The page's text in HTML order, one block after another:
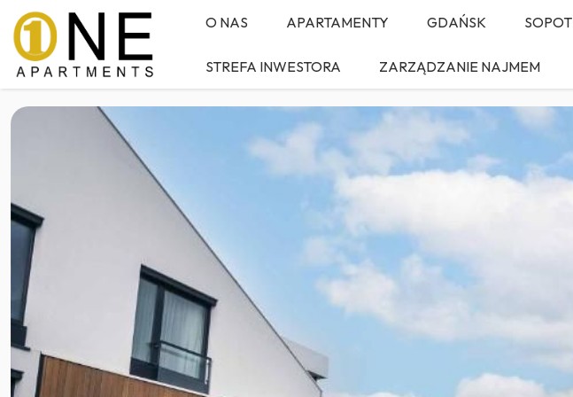
O NAS APARTAMENTY GDAŃSK SOPOT
STREFA INWESTORA ZARZĄDZANIE NAJMEM
Bytów